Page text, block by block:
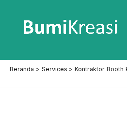
konten
Beranda Services Kontraktor Booth